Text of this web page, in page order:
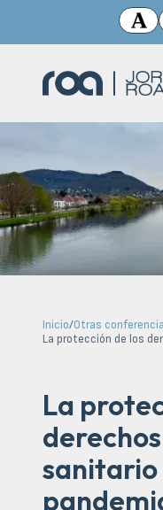
Inicio/Otras
La
sanitario